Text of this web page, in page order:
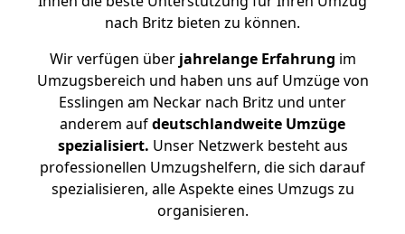
nach Britz bieten zu können.
Wir verfügen überjahrelange Erfahrung im
Umzugsbereich und haben uns auf Umzüge von
Esslingen am Neckar nach Britz und unter
anderem aufdeutschlandweite Umzüge
spezialisiert. Unser Netzwerk besteht aus
professionellen Umzugshelfern, die sich darauf
spezialisieren, alle Aspekte eines Umzugs zu
organisieren.